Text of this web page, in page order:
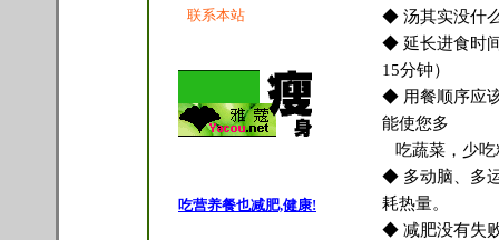
联系本站
吃营养餐也减肥,健康!
◆ 汤其实没什
◆ 延长进食时
15分钟）
◆ 用餐顺序应
能使您多
吃蔬菜，少吃
◆ 多动脑、多
耗热量。
◆ 减肥没有失